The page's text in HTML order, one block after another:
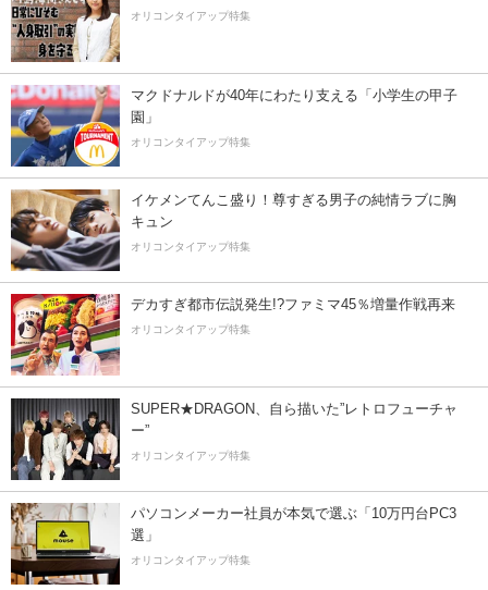
オリコンタイアップ特集
マクドナルドが40年にわたり支える「小学生の甲子
園」
オリコンタイアップ特集
イケメンてんこ盛り！尊すぎる男子の純情ラブに胸
キュン
オリコンタイアップ特集
デカすぎ都市伝説発生!?ファミマ45％増量作戦再来
オリコンタイアップ特集
SUPER★DRAGON、自ら描いた”レトロフューチャ
ー”
オリコンタイアップ特集
パソコンメーカー社員が本気で選ぶ「10万円台PC3
選」
オリコンタイアップ特集